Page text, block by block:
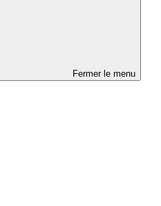
Fermer le menu